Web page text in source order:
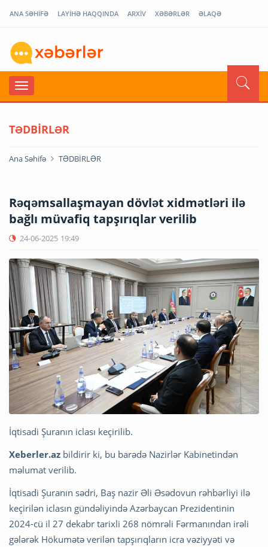
ANA SƏHİFƏ LAYİHƏ HAQQINDA ARXİV XƏBƏRLƏR ƏLAQƏ
TƏDBİRLƏR
Ana Səhifə TƏDBİRLƏR
Rəqəmsallaşmayan dövlət xidmətləri ilə
bağlı müvafiq tapşırıqlar verilib
24-06-2025 19:49
İqtisadi Şuranın iclası keçirilib.
Xeberler.az bildirir ki, bu barədə Nazirlər Kabinetindən
məlumat verilib.
İqtisadi Şuranın sədri, Baş nazir Əli Əsədovun rəhbərliyi ilə
keçirilən iclasın gündəliyində Azərbaycan Prezidentinin
2024-cü il 27 dekabr tarixli 268 nömrəli Fərmanından irəli
gələrək Hökumətə verilən tapşırıqların icra vəziyyəti və